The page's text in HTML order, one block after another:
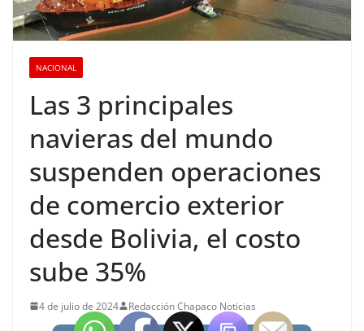
NACIONAL
Las 3 principales
navieras del mundo
suspenden operaciones
de comercio exterior
desde Bolivia, el costo
sube 35%
4 de julio de 2024 Redacción Chapaco Noticias